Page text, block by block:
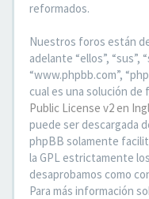
reformados.
Nuestros foros están
adelante “ellos”, “sus”,
“www.phpbb.com”,
cual es una solución de
Public License v2 en
puede ser descargada
phpBB solamente
la GPL estrictamente
desaprobamos como
Para más información